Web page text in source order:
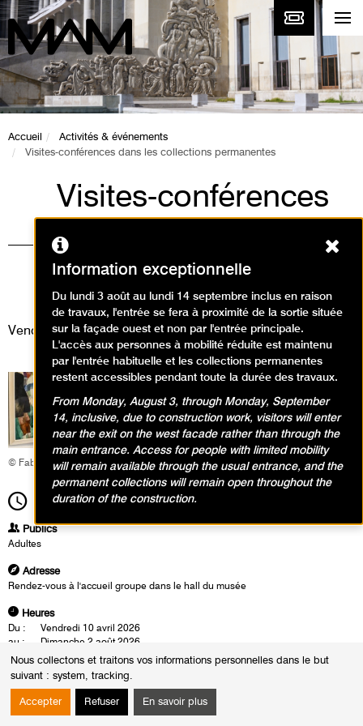
Nous collectons et traitons vos informations personnelles dans le but
suivant : system, tracking.
Accepter Refuser En savoir plus
Accueil
Activités & événements
Visites-conférences dans les collections permanentes
Visites-conférences
dans les collections
permanentes
Visites / Visite conférence
Vendredi 10 avril 2026
© Fabrice Gaboriau
12h30Durée1h30
Publics
Adultes
Adresse
Rendez-vous à l'accueil groupe dans le hall du musée
Heures
Du :
Vendredi 10 avril 2026
au :
Dimanche 2 août 2026
Les :
vendredis de 12h30 à 14h00
Sauf :
Vendredi 8 mai 2026 de 12h30 à 14h00
Les visites-conférences se déroulent en présence d'un conférencier du
musée. Cette rencontre est également l'occasion d'un échange autour
Information exceptionnelle
Du lundi 3 août au lundi 14 septembre inclus en raison
de travaux, l'entrée se fera à proximité de la sortie située
sur la façade ouest et non par l'entrée principale.
L'accès aux personnes à mobilité réduite est maintenu
par l'entrée habituelle et les collections permanentes
restent accessibles pendant toute la durée des travaux.
From Monday, August 3, through Monday, September
14, inclusive, due to construction work, visitors will enter
near the exit on the west facade rather than through the
main entrance. Access for people with limited mobility
will remain available through the usual entrance, and the
permanent collections will remain open throughout the
duration of the construction.